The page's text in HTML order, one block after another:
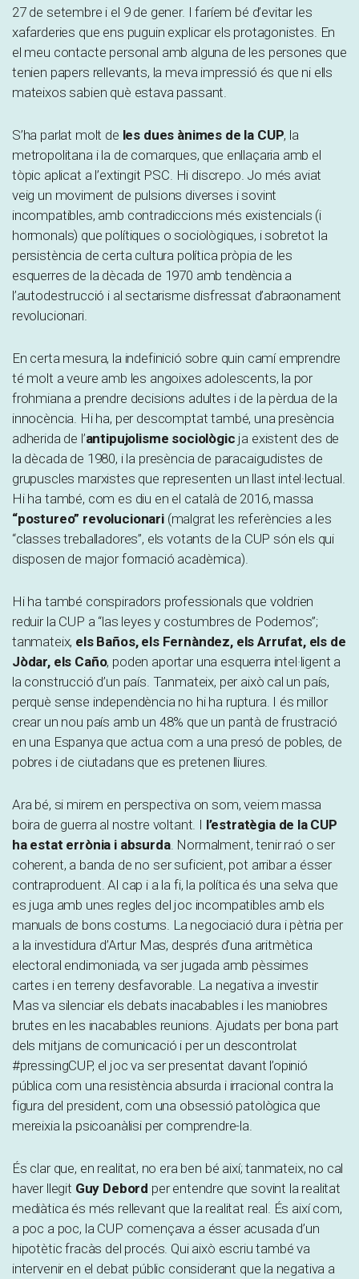
27 de setembre i el 9 de gener. I faríem bé d’evitar les
xafarderies que ens puguin explicar els protagonistes. En
el meu contacte personal amb alguna de les persones que
tenien papers rellevants, la meva impressió és que ni ells
mateixos sabien què estava passant.
S’ha parlat molt de les dues ànimes de la CUP, la
metropolitana i la de comarques, que enllaçaria amb el
tòpic aplicat a l’extingit PSC. Hi discrepo. Jo més aviat
veig un moviment de pulsions diverses i sovint
incompatibles, amb contradiccions més existencials (i
hormonals) que polítiques o sociològiques, i sobretot la
persistència de certa cultura política pròpia de les
esquerres de la dècada de 1970 amb tendència a
l’autodestrucció i al sectarisme disfressat d’abraonament
revolucionari.
En certa mesura, la indefinició sobre quin camí emprendre
té molt a veure amb les angoixes adolescents, la por
frohmiana a prendre decisions adultes i de la pèrdua de la
innocència. Hi ha, per descomptat també, una presència
adherida de l’antipujolisme sociològic ja existent des de
la dècada de 1980, i la presència de paracaigudistes de
grupuscles marxistes que representen un llast intel·lectual.
Hi ha també, com es diu en el català de 2016, massa
“postureo” revolucionari(malgrat les referències a les
“classes treballadores”, els votants de la CUP són els qui
disposen de major formació acadèmica).
Hi ha també conspiradors professionals que voldrien
reduir la CUP a “las leyes y costumbres de Podemos”;
tanmateix, els Baños, els Fernàndez, els Arrufat, els de
Jòdar, els Caño, poden aportar una esquerra intel·ligent a
la construcció d’un país. Tanmateix, per això cal un país,
perquè sense independència no hi ha ruptura. I és millor
crear un nou país amb un 48% que un pantà de frustració
en una Espanya que actua com a una presó de pobles, de
pobres i de ciutadans que es pretenen lliures.
Ara bé, si mirem en perspectiva on som, veiem massa
boira de guerra al nostre voltant. I l’estratègia de la CUP
ha estat errònia i absurda. Normalment, tenir raó o ser
coherent, a banda de no ser suficient, pot arribar a ésser
contraproduent. Al cap i a la fi, la política és una selva que
es juga amb unes regles del joc incompatibles amb els
manuals de bons costums. La negociació dura i pètria per
a la investidura d’Artur Mas, després d’una aritmètica
electoral endimoniada, va ser jugada amb pèssimes
cartes i en terreny desfavorable. La negativa a investir
Mas va silenciar els debats inacabables i les maniobres
brutes en les inacabables reunions. Ajudats per bona part
dels mitjans de comunicació i per un descontrolat
#pressingCUP, el joc va ser presentat davant l’opinió
pública com una resistència absurda i irracional contra la
figura del president, com una obsessió patològica que
mereixia la psicoanàlisi per comprendre-la.
És clar que, en realitat, no era ben bé així; tanmateix, no cal
haver llegit Guy Debord per entendre que sovint la realitat
mediàtica és més rellevant que la realitat real. És així com,
a poc a poc, la CUP començava a ésser acusada d’un
hipotètic fracàs del procés. Qui això escriu també va
intervenir en el debat públic considerant que la negativa a